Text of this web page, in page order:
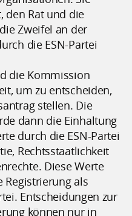
den Rat und die
Zweifel an der
die ESN-Partei
die Kommission
um zu entscheiden,
stellen. Die
dann die Einhaltung
durch die ESN-Partei
Rechtsstaatlichkeit
Diese Werte
Registrierung als
Entscheidungen zur
können nur in